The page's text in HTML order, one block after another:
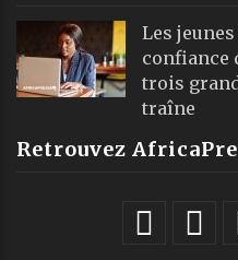
Les
confiance
trois
traîne
Retrouvez